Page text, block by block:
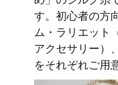
す。初心者の方
ム・ラリエット
アクセサリー）
をそれぞれご用